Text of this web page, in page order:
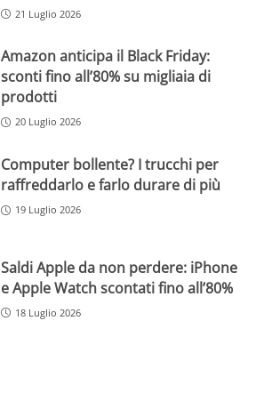
21 Luglio 2026
Amazon anticipa il Black Friday:
sconti fino all’80% su migliaia di
prodotti
20 Luglio 2026
Computer bollente? I trucchi per
raffreddarlo e farlo durare di più
19 Luglio 2026
Saldi Apple da non perdere: iPhone
e Apple Watch scontati fino all’80%
18 Luglio 2026